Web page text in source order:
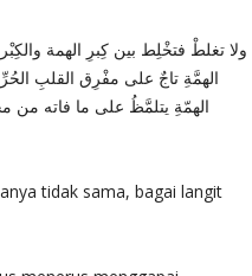
ولا تغلطْ فتخْلِط بين كِبرِ الهمة
الهمَّةِ تاجٌ على مفْرِق القلبِ الحُرِّ
الهمّةِ يتلمَّظُ على ما فاته
tidak sama, bagai langit